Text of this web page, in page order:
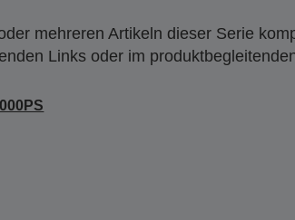
mehreren Artikeln dieser Serie
Links oder im